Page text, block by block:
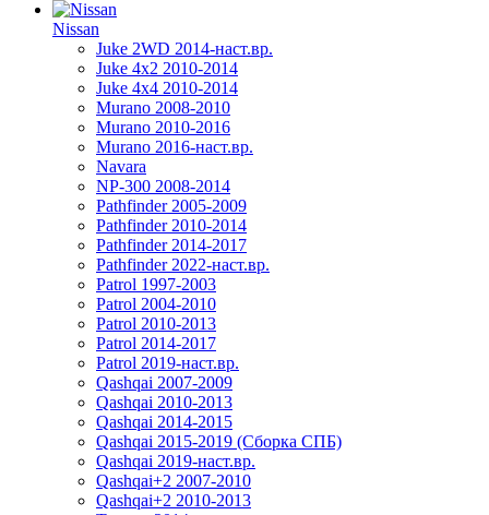
Nissan
Juke 2WD 2014-наст.вр.
Juke 4x2 2010-2014
Juke 4x4 2010-2014
Murano 2008-2010
Murano 2010-2016
Murano 2016-наст.вр.
Navara
NP-300 2008-2014
Pathfinder 2005-2009
Pathfinder 2010-2014
Pathfinder 2014-2017
Pathfinder 2022-наст.вр.
Patrol 1997-2003
Patrol 2004-2010
Patrol 2010-2013
Patrol 2014-2017
Patrol 2019-наст.вр.
Qashqai 2007-2009
Qashqai 2010-2013
Qashqai 2014-2015
Qashqai 2015-2019 (Сборка СПБ)
Qashqai 2019-наст.вр.
Qashqai+2 2007-2010
Qashqai+2 2010-2013